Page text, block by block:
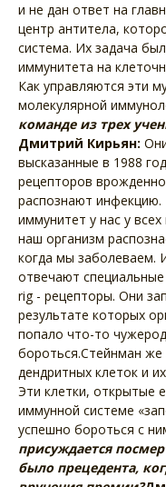
и не дан ответ на
центр антитела,
система. Их задача
иммунитета на
Как управляются эти
молекулярной
команде из трех
Дмитрий Кирьян:
высказанные в 1988
рецепторов
распознают
иммунитет у нас у
наш организм
когда мы заболеваем.
отвечают
rig - рецепторы. Они
результате которых
попало что-то
бороться.Стейнман же
дендритных клеток и
Эти клетки, открытые
иммунной системе
успешно бороться с
присуждается
было прецедента,